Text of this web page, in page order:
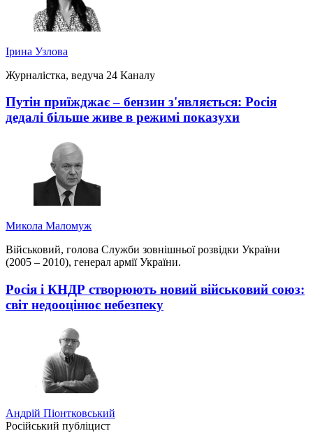
Ірина Узлова
Журналістка, ведуча 24 Каналу
Путін приїжджає – бензин з'являється: Росія
дедалі більше живе в режимі показухи
Микола Маломуж
Військовий, голова Служби зовнішньої розвідки України
(2005 – 2010), генерал армії України.
Росія і КНДР створюють новий військовий союз:
світ недооцінює небезпеку
Андрій Піонтковський
Російський публіцист